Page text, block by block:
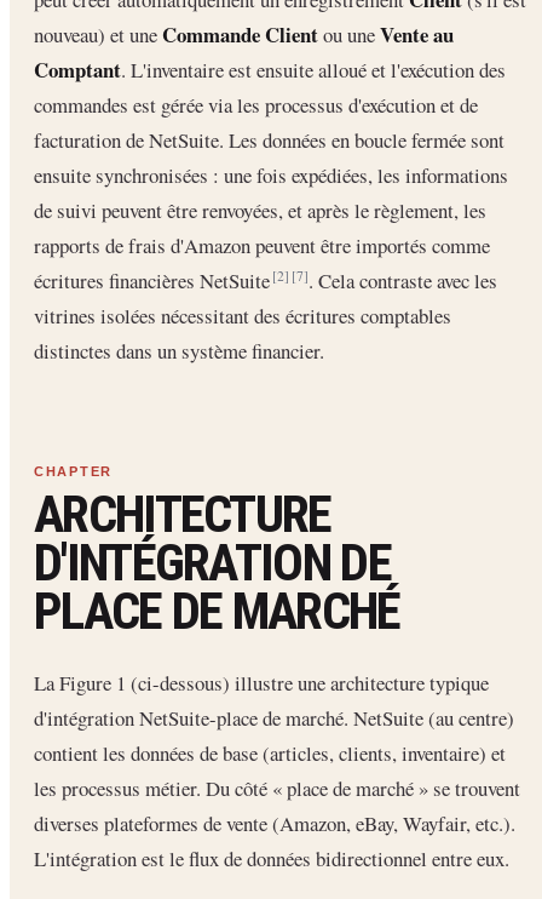
nouveau) et uneCommande Clientou uneVente au
Comptant. L'inventaire est ensuite alloué et l'exécution des
commandes est gérée via les processus d'exécution et de
facturation de NetSuite. Les données en boucle fermée sont
ensuite synchronisées : une fois expédiées, les informations
de suivi peuvent être renvoyées, et après le règlement, les
rapports de frais d'Amazon peuvent être importés comme
écritures financières NetSuite[2] [7]. Cela contraste avec les
vitrines isolées nécessitant des écritures comptables
distinctes dans un système financier.
ARCHITECTURE
D'INTÉGRATION DE
PLACE DE MARCHÉ
La Figure 1 (ci-dessous) illustre une architecture typique
d'intégration NetSuite-place de marché. NetSuite (au centre)
contient les données de base (articles, clients, inventaire) et
les processus métier. Du côté « place de marché » se trouvent
diverses plateformes de vente (Amazon, eBay, Wayfair, etc.).
L'intégration est le flux de données bidirectionnel entre eux.